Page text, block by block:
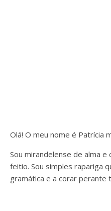
Olá! O meu nome é Patrícia
Sou mirandelense de alma e
feitio. Sou simples rapariga
gramática e a corar perante